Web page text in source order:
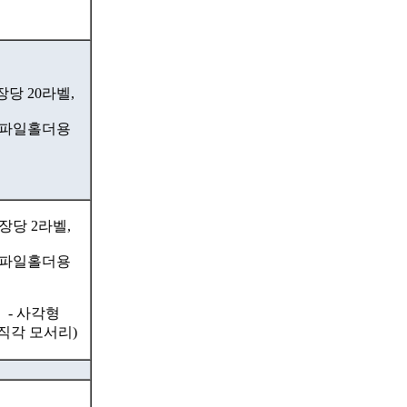
당 20라벨,
일홀더용
당 2라벨,
일홀더용
- 사각형
각 모서리)